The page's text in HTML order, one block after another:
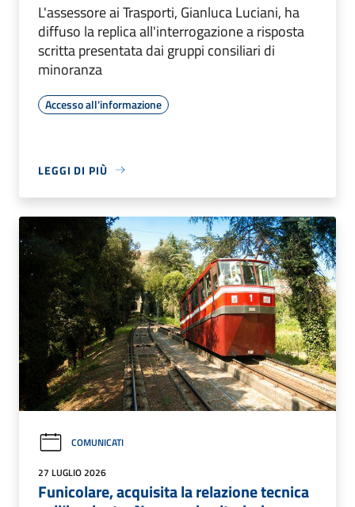
L'assessore ai Trasporti, Gianluca Luciani, ha
diffuso la replica all'interrogazione a risposta
scritta presentata dai gruppi consiliari di
minoranza
Accesso all'informazione
LEGGI DI PIÙ
COMUNICATI
27 LUGLIO 2026
Funicolare, acquisita la relazione tecnica